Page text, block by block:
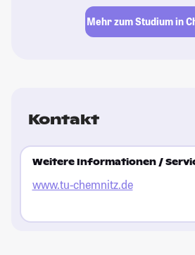
Mehr zum Studium in
Kontakt
Weitere Informationen /
www.tu-chemnitz.de